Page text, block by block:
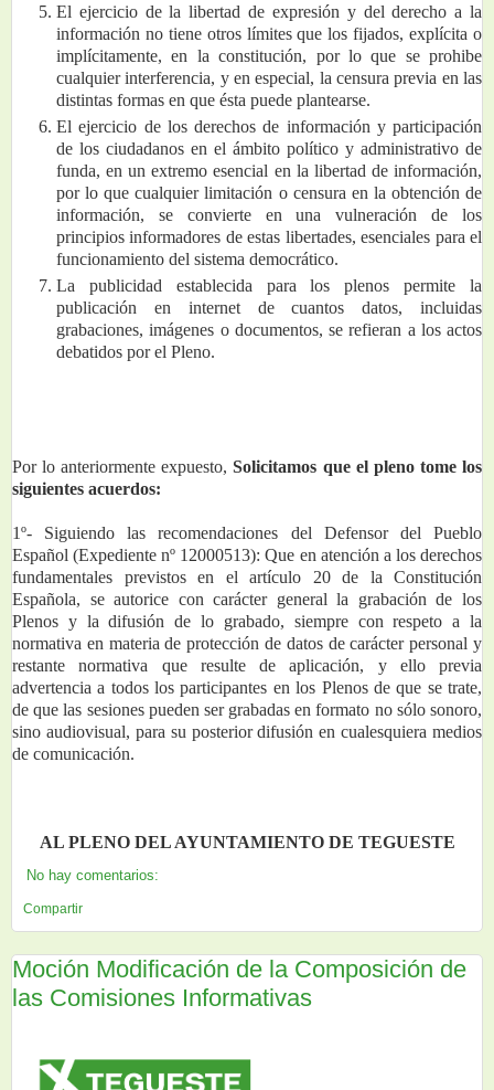
El ejercicio de la libertad de expresión y del derecho a la
información no tiene otros límites que los fijados, explícita o
implícitamente, en la constitución, por lo que se prohibe
cualquier interferencia, y en especial, la censura previa en las
distintas formas en que ésta puede plantearse.
El ejercicio de los derechos de información y participación
de los ciudadanos en el ámbito político y administrativo de
funda, en un extremo esencial en la libertad de información,
por lo que cualquier limitación o censura en la obtención de
información, se convierte en una vulneración de los
principios informadores de estas libertades, esenciales para el
funcionamiento del sistema democrático.
La publicidad establecida para los plenos permite la
publicación en internet de cuantos datos, incluidas
grabaciones, imágenes o documentos, se refieran a los actos
debatidos por el Pleno.
Por lo anteriormente expuesto, Solicitamos que el pleno tome los
siguientes acuerdos:
1º- Siguiendo las recomendaciones del Defensor del Pueblo
Español (Expediente nº 12000513): Que en atención a los derechos
fundamentales previstos en el artículo 20 de la Constitución
Española, se autorice con carácter general la grabación de los
Plenos y la difusión de lo grabado, siempre con respeto a la
normativa en materia de protección de datos de carácter personal y
restante normativa que resulte de aplicación, y ello previa
advertencia a todos los participantes en los Plenos de que se trate,
de que las sesiones pueden ser grabadas en formato no sólo sonoro,
sino audiovisual, para su posterior difusión en cualesquiera medios
de comunicación.
AL PLENO DEL AYUNTAMIENTO DE TEGUESTE
No hay comentarios:
Compartir
Moción Modificación de la Composición de
las Comisiones Informativas